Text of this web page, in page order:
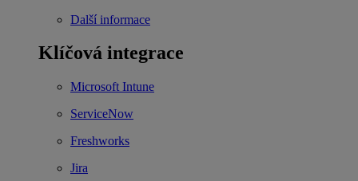
Další informace
Klíčová integrace
Microsoft Intune
ServiceNow
Freshworks
Jira